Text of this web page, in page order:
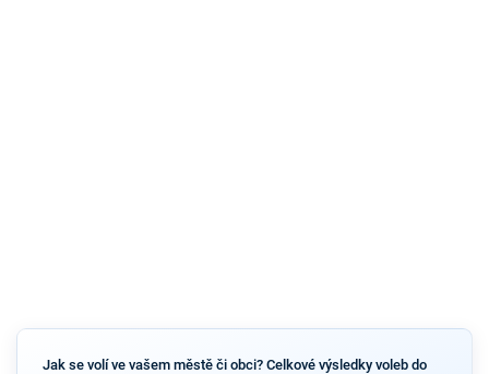
Jak se volí ve vašem městě či obci? Celkové výsledky voleb do